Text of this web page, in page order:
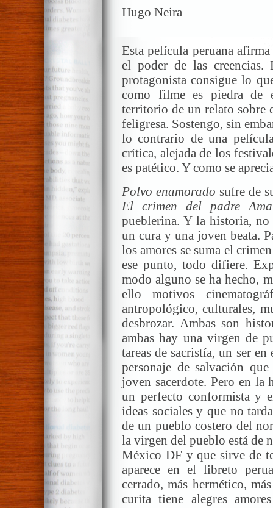
Hugo Neira
Esta película peruana
el poder de las creencias.
protagonista consigue lo
como filme es piedra de
territorio de un relato sobre
feligresa. Sostengo, sin
lo contrario de una
crítica, alejada de los
es patético. Y como se
Polvo enamorado sufre de
El crimen del padre
pueblerina. Y la historia,
un cura y una joven beata.
los amores se suma el
ese punto, todo difiere.
modo alguno se ha hecho,
ello motivos
antropológico, culturales,
desbrozar. Ambas son
ambas hay una virgen de
tareas de sacristía, un ser
personaje de salvación
joven sacerdote. Pero en la
un perfecto conformista y
ideas sociales y que no
de un pueblo costero del
la virgen del pueblo está de
México DF y que sirve de
aparece en el libreto
cerrado, más hermético,
curita tiene alegres